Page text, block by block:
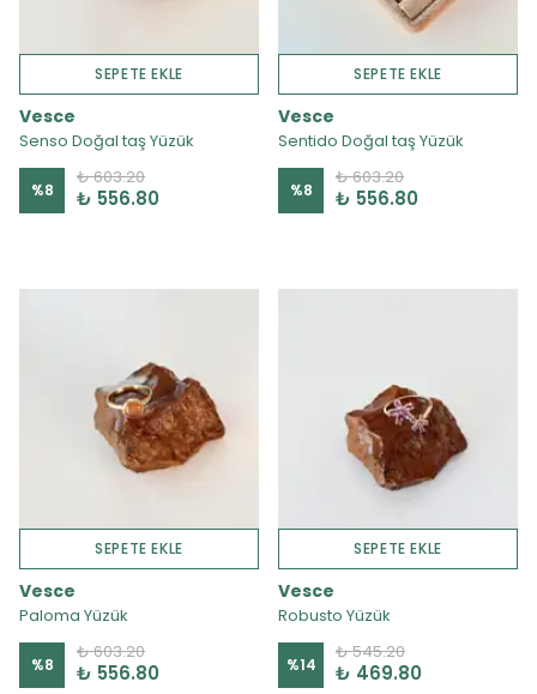
SEPETE EKLE
Vesce
Senso Doğal taş Yüzük
%8
₺ 603.20
₺ 556.80
SEPETE EKLE
Vesce
Sentido Doğal taş Yüzük
%8
₺ 603.20
₺ 556.80
SEPETE EKLE
Vesce
Paloma Yüzük
%8
₺ 603.20
₺ 556.80
SEPETE EKLE
Vesce
Robusto Yüzük
%14
₺ 545.20
₺ 469.80